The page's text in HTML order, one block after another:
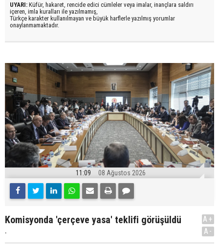
UYARI: Küfür, hakaret, rencide edici cümleler veya imalar, inançlara saldırı
içeren, imla kuralları ile yazılmamış,
Türkçe karakter kullanılmayan ve büyük harflerle yazılmış yorumlar
onaylanmamaktadır.
11:09 08 Ağustos 2026
Komisyonda 'çerçeve yasa' teklifi görüşüldü
.
A+
A-